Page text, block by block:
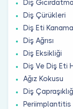
Diş Gıcırdatma
Diş Çürükleri
Diş Eti
Diş Ağrısı
Diş Eksikliği
Diş Ve Diş Eti
Ağız Kokusu
Diş
Periimplantitis